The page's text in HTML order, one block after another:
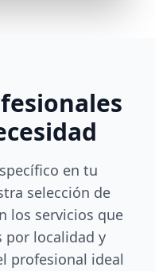
en tu
selección de
los servicios que
por localidad y
profesional ideal